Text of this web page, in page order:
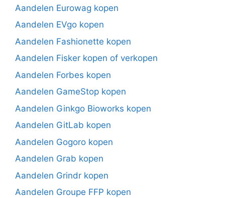
Aandelen Eurowag kopen
Aandelen EVgo kopen
Aandelen Fashionette kopen
Aandelen Fisker kopen of verkopen
Aandelen Forbes kopen
Aandelen GameStop kopen
Aandelen Ginkgo Bioworks kopen
Aandelen GitLab kopen
Aandelen Gogoro kopen
Aandelen Grab kopen
Aandelen Grindr kopen
Aandelen Groupe FFP kopen